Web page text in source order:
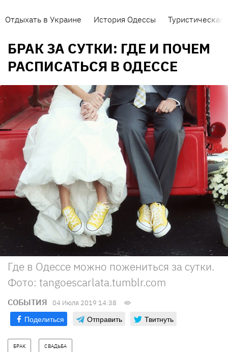
Отдыхать в Украине История Одессы Туристическая
БРАК ЗА СУТКИ: ГДЕ И ПОЧЕМ
РАСПИСАТЬСЯ В ОДЕССЕ
Где в Одессе можно пожениться за сутки.
Фото: tangoescarlata.tumblr.com
СОБЫТИЯ 04 Июля 2019 14:38
Поделиться Отправить Твитнуть
БРАК СВАДЬБА